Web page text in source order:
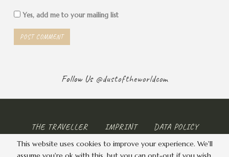
Plötzlich gehtdie Anzeige im Wagen an, die zeigt, dass
mit dem Motor etwas nicht stimmt, ich höre, rieche und
Yes, add me to your mailing list
Follow Us @dustoftheworldcom
THE TRAVELLER IMPRINT DATA POLICY
© 2026 - . All Rights Reserved.
This website uses cookies to improve your experience. We'll